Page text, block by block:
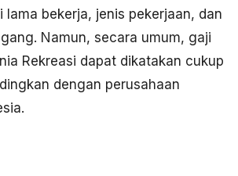
lama bekerja, jenis pekerjaan, dan
Namun, secara umum, gaji
Rekreasi dapat dikatakan cukup
dengan perusahaan